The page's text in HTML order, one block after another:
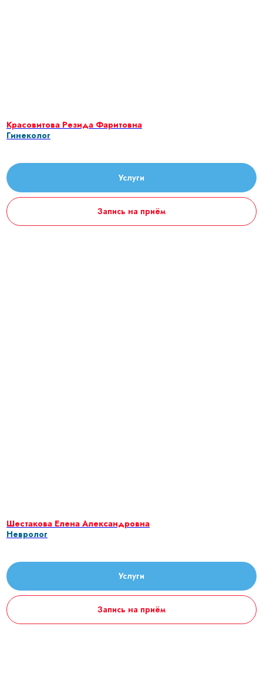
Красовитова Резида Фаритовна
Гинеколог
Услуги
Запись на приём
Шестакова Елена Александровна
Невролог
Услуги
Запись на приём